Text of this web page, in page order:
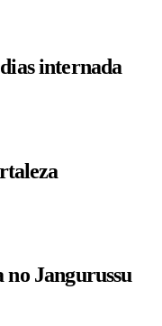
internada
no Jangurussu